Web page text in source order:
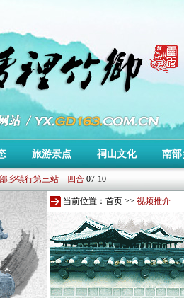
旅游景点 祠山文化 南部
杯环东亭山地车赛赛事公告11-13
乡镇行第三站—四合 07-10
南部乡镇行单车骑行 07-05
南部乡镇行单车骑行07-05
化旅游推介站测试上线!07-02
杯环东亭山地车赛赛事公告11-13
萄节即将开幕07-18
乡镇行第三站—四合07-10
南部乡镇行单车骑行07-05
当前位置： 首页 >> 视频推介